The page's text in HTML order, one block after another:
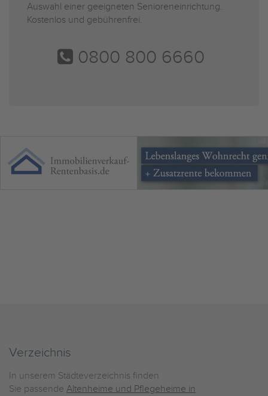
Auswahl einer geeigneten Senioreneinrichtung.
Kostenlos und gebührenfrei.
0800 800 6660
Verzeichnis
In unserem Städteverzeichnis finden
Sie passende Altenheime und Pflegeheime in